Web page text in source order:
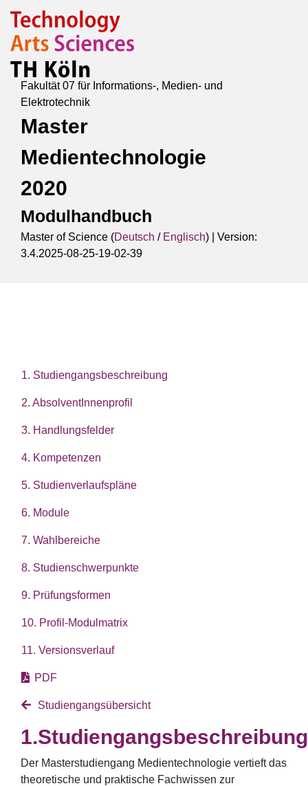
Fakultät 07 für Informations-, Medien- und
Elektrotechnik
Master
Medientechnologie
2020
Modulhandbuch
Master of Science (Deutsch / Englisch) | Version:
3.4.2025-08-25-19-02-39
1. Studiengangsbeschreibung
2. AbsolventInnenprofil
3. Handlungsfelder
4. Kompetenzen
5. Studienverlaufspläne
6. Module
7. Wahlbereiche
8. Studienschwerpunkte
9. Prüfungsformen
10. Profil-Modulmatrix
11. Versionsverlauf
PDF
Studiengangsübersicht
Studiengangsbeschreibung
Der Masterstudiengang Medientechnologie vertieft das
theoretische und praktische Fachwissen zur